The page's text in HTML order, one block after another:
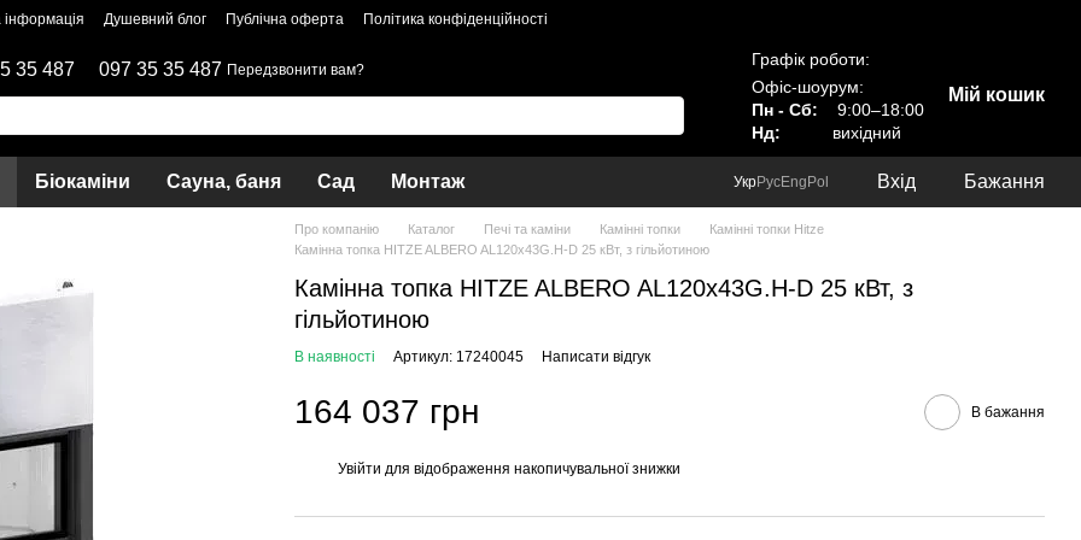
інформація Душевний блог Публічна оферта Політика конфіденційності
35 487 097 35 35 487 Передзвонити вам?
Графік роботи:
Офіс-шоурум:
Пн - Сб:
9:00–18:00
Нд:
вихідний
Мій кошик
Біокаміни Сауна, баня Сад Монтаж УкрРусEng Pol Вхід Бажання
Про компанію Каталог Печі та каміни Камінні топки
Камінні топки Hitze
Камінна топка HITZE ALBERO AL120х43G.H-D 25 кВт, з гільйотиною
Камінна топка HITZE ALBERO AL120х43G.H-D 25 кВт, з
гільйотиною
В наявності Артикул: 17240045 Написати відгук
164 037 грн В бажання
Увійти для відображення накопичувальної знижки